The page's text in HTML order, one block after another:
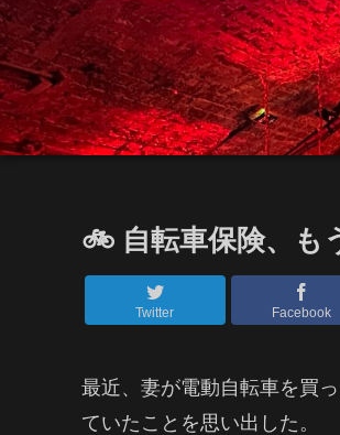
🚲 自転車保険、も
Twitter Facebook
最近、妻が電動自転車を買
ていたことを思い出した。